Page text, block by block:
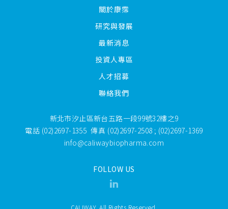
關於康霈
研究與發展
最新消息
投資人專區
人才招募
聯絡我們
FOLLOW US
新北市汐止區新台五路一段99號32樓之9
電話 (02)2697-1355 傳真 (02)2697-2508 ; (02)2697-1369
info@caliwaybiopharma.com